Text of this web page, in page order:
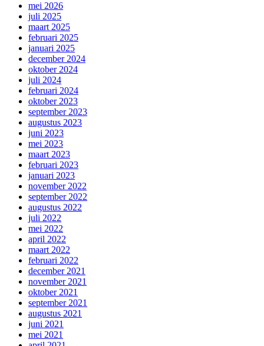
mei 2026
juli 2025
maart 2025
februari 2025
januari 2025
december 2024
oktober 2024
juli 2024
februari 2024
oktober 2023
september 2023
augustus 2023
juni 2023
mei 2023
maart 2023
februari 2023
januari 2023
november 2022
september 2022
augustus 2022
juli 2022
mei 2022
april 2022
maart 2022
februari 2022
december 2021
november 2021
oktober 2021
september 2021
augustus 2021
juni 2021
mei 2021